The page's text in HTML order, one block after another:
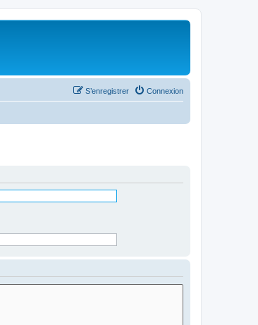
Connexion
S’enregistrer